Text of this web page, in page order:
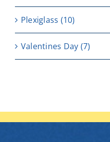
Plexiglass (10)
Valentines Day (7)